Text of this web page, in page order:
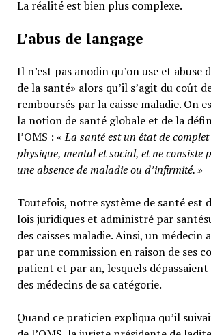
La réalité est bien plus complexe.
L’abus de langage
Il n’est pas anodin qu’on use et abuse
de la santé» alors qu’il s’agit du coût
remboursés par la caisse maladie. On
la notion de santé globale et de la
l’OMS : «La santé est un état de
physique, mental et social, et ne consiste
une absence de maladie ou d’infirmité.»
Toutefois, notre système de santé est
lois juridiques et administré par
des caisses maladie. Ainsi, un médecin
par une commission en raison de ses
patient et par an, lesquels
des médecins de sa catégorie.
Quand ce praticien expliqua qu’il